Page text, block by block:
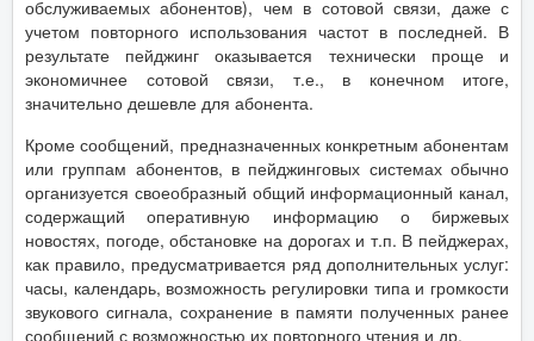
обслуживаемых абонентов), чем в сотовой связи, даже с
учетом повторного использования частот в последней. В
результате пейджинг оказывается технически проще и
экономичнее сотовой связи, т.е., в конечном итоге,
значительно дешевле для абонента.
Кроме сообщений, предназначенных конкретным абонентам
или группам абонентов, в пейджинговых системах обычно
организуется своеобразный общий информационный канал,
содержащий оперативную информацию о биржевых
новостях, погоде, обстановке на дорогах и т.п. В пейджерах,
как правило, предусматривается ряд дополнительных услуг:
часы, календарь, возможность регулировки типа и громкости
звукового сигнала, сохранение в памяти полученных ранее
сообщений с возможностью их повторного чтения и др.